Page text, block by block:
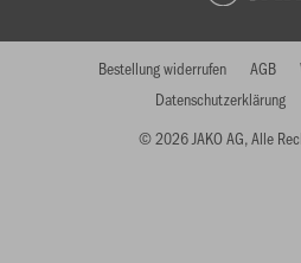
© 2026 JAKO AG, Alle
Bestellung widerrufen AGB
Datenschutzerklärung